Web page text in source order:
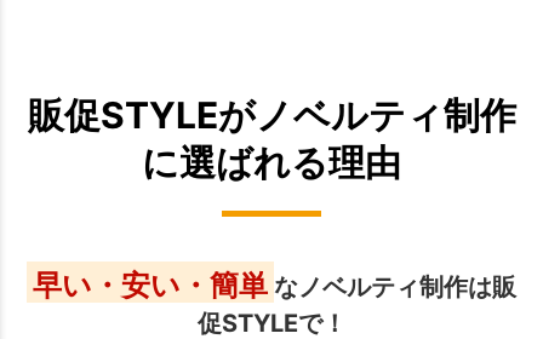
販促STYLEがノベルティ制作
に選ばれる理由
早い・安い・簡単 なノベルティ制作は販
促STYLEで！